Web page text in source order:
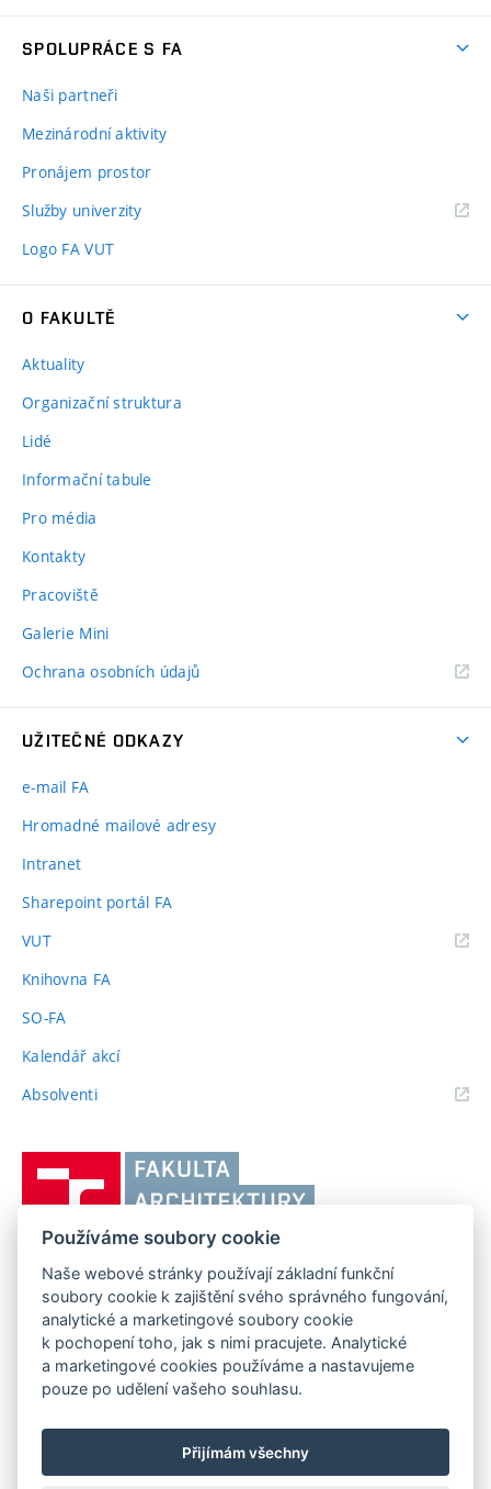
SPOLUPRÁCE S FA
Naši partneři
Mezinárodní aktivity
Pronájem prostor
Služby univerzity
Logo FA VUT
O FAKULTĚ
Aktuality
Organizační struktura
Lidé
Informační tabule
Pro média
Kontakty
Pracoviště
Galerie Mini
Ochrana osobních údajů
UŽITEČNÉ ODKAZY
e-mail FA
Hromadné mailové adresy
Intranet
Sharepoint portál FA
VUT(externí
Knihovna FA
SO-FA
Kalendář akcí
Absolventi(externí
učení
Brně,
Fakulta
architektury
FAKULTA ARCHITEKTURY VUT V BRNĚ
Poříčí 273/5, 639 00 Brno
Telefon: 54114 6600
www.fa.vutbr.cz
info@fa.vutbr.cz
Používáme soubory cookie
Naše webové stránky používají základní funkční
soubory cookie k zajištění svého správného fungování,
analytické a marketingové soubory cookie
k pochopení toho, jak s nimi pracujete. Analytické
a marketingové cookies používáme a nastavujeme
pouze po udělení vašeho souhlasu.
Přijímám všechny